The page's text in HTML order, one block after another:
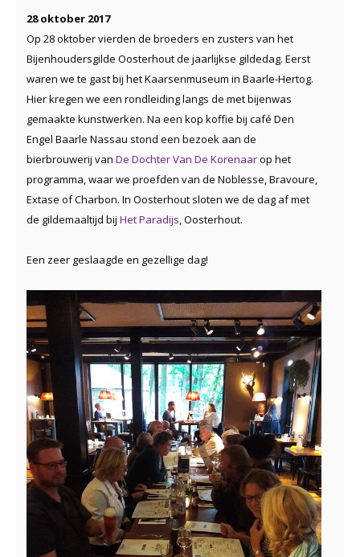
28 oktober 2017
Op 28 oktober vierden de broeders en zusters van het
Bijenhoudersgilde Oosterhout de jaarlijkse gildedag. Eerst
waren we te gast bij het Kaarsenmuseum in Baarle-Hertog.
Hier kregen we een rondleiding langs de met bijenwas
gemaakte kunstwerken. Na een kop koffie bij café Den
Engel Baarle Nassau stond een bezoek aan de
bierbrouwerij van De Dochter Van De Korenaarop het
programma, waar we proefden van de Noblesse, Bravoure,
Extase of Charbon. In Oosterhout sloten we de dag af met
de gildemaaltijd bij Het Paradijs, Oosterhout.
Een zeer geslaagde en gezellige dag!